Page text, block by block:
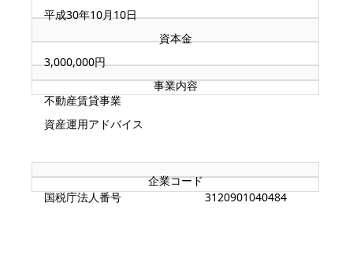
平成30年10月10日
資本金
3,000,000円
事業内容
不動産賃貸事業
資産運用アドバイス
企業コード
国税庁法人番号 3120901040484